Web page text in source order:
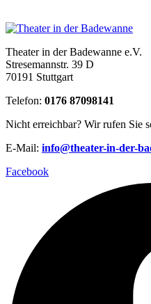
Theater in der Badewanne e.V.
Stresemannstr. 39 D
70191 Stuttgart
Telefon: 0176 87098141
Nicht erreichbar? Wir rufen Sie
E-Mail: info@theater-in-der-
Facebook